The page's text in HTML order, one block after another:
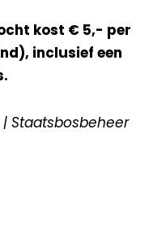
kost € 5,- per
inclusief een
Staatsbosbeheer